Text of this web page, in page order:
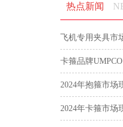
热点新闻
飞机专用夹具市
航空卡箍
卡箍品牌UMPCO
2024年抱箍市场
箍
2024年卡箍市场